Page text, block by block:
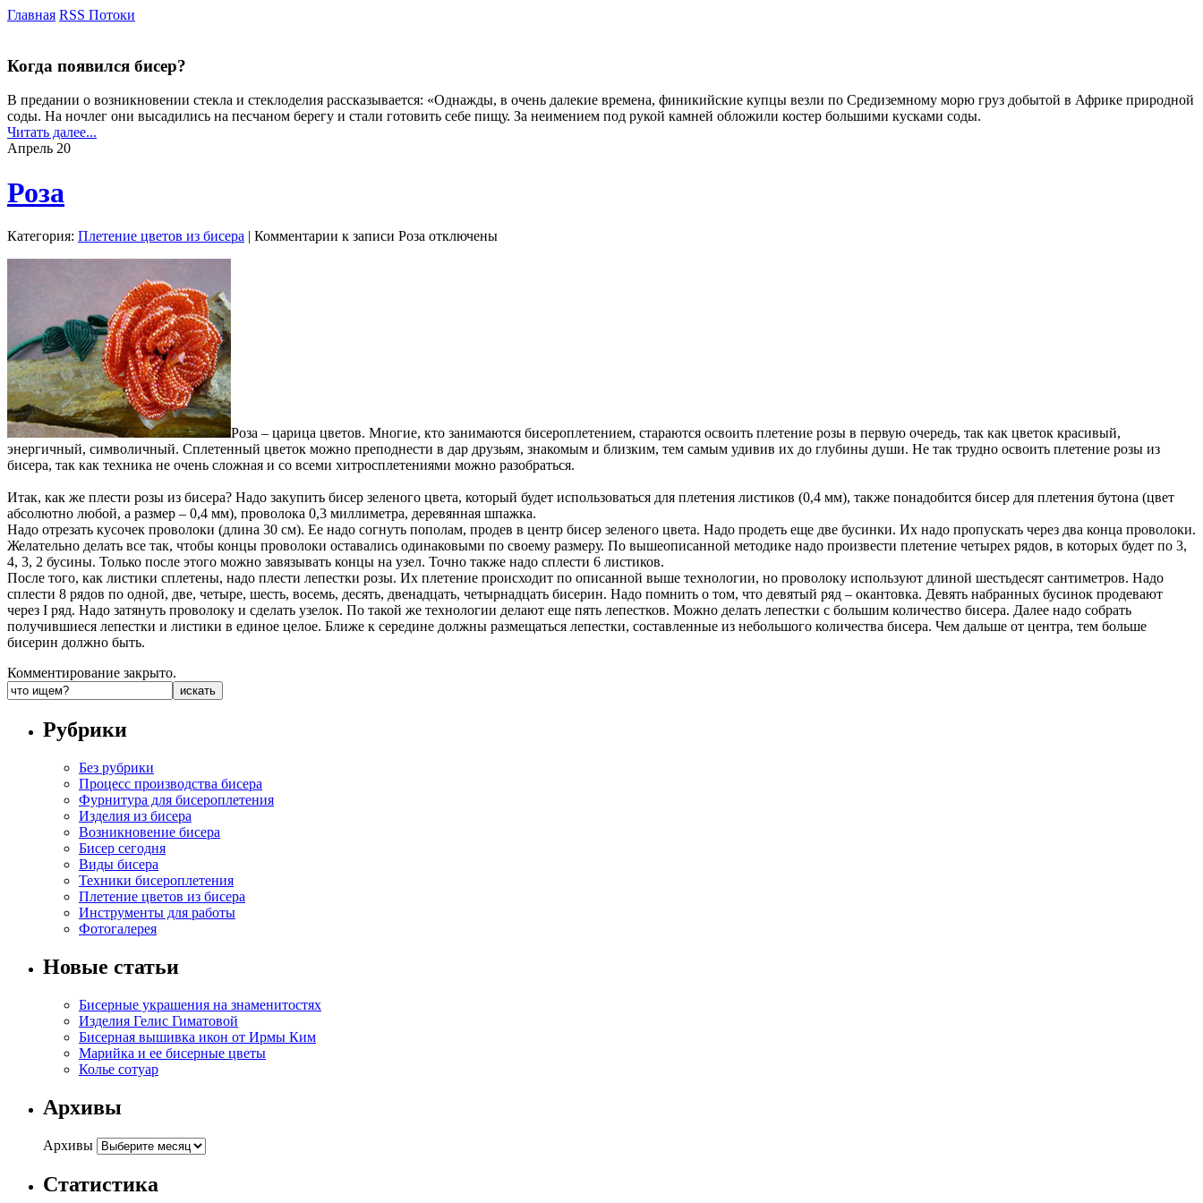
Главная RSS Потоки
Когда появился бисер?
В предании о возникновении стекла и стеклоделия рассказывается: «Однажды, в очень далекие времена, финикийские купцы везли по Средиземному морю груз добытой в Африке природной
соды. На ночлег они высадились на песчаном берегу и стали готовить себе пищу. За неимением под рукой камней обложили костер большими кусками соды.
Читать далее...
Апрель 20
Роза
Категория: Плетение цветов из бисера | Комментарии к записи Роза отключены
Роза – царица цветов. Многие, кто занимаются бисероплетением, стараются освоить плетение розы в первую очередь, так как цветок красивый,
энергичный, символичный. Сплетенный цветок можно преподнести в дар друзьям, знакомым и близким, тем самым удивив их до глубины души. Не так трудно освоить плетение розы из
бисера, так как техника не очень сложная и со всеми хитросплетениями можно разобраться.
Итак, как же плести розы из бисера? Надо закупить бисер зеленого цвета, который будет использоваться для плетения листиков (0,4 мм), также понадобится бисер для плетения бутона (цвет
абсолютно любой, а размер – 0,4 мм), проволока 0,3 миллиметра, деревянная шпажка.
Надо отрезать кусочек проволоки (длина 30 см). Ее надо согнуть пополам, продев в центр бисер зеленого цвета. Надо продеть еще две бусинки. Их надо пропускать через два конца проволоки.
Желательно делать все так, чтобы концы проволоки оставались одинаковыми по своему размеру. По вышеописанной методике надо произвести плетение четырех рядов, в которых будет по 3,
4, 3, 2 бусины. Только после этого можно завязывать концы на узел. Точно также надо сплести 6 листиков.
После того, как листики сплетены, надо плести лепестки розы. Их плетение происходит по описанной выше технологии, но проволоку используют длиной шестьдесят сантиметров. Надо
сплести 8 рядов по одной, две, четыре, шесть, восемь, десять, двенадцать, четырнадцать бисерин. Надо помнить о том, что девятый ряд – окантовка. Девять набранных бусинок продевают
через I ряд. Надо затянуть проволоку и сделать узелок. По такой же технологии делают еще пять лепестков. Можно делать лепестки с большим количество бисера. Далее надо собрать
получившиеся лепестки и листики в единое целое. Ближе к середине должны размещаться лепестки, составленные из небольшого количества бисера. Чем дальше от центра, тем больше
бисерин должно быть.
Комментирование закрыто.
Рубрики
Без рубрики
Процесс производства бисера
Фурнитура для бисероплетения
Изделия из бисера
Возникновение бисера
Бисер сегодня
Виды бисера
Техники бисероплетения
Плетение цветов из бисера
Инструменты для работы
Фотогалерея
Новые статьи
Бисерные украшения на знаменитостях
Изделия Гелис Гиматовой
Бисерная вышивка икон от Ирмы Ким
Марийка и ее бисерные цветы
Колье сотуар
Архивы
Архивы
Статистика